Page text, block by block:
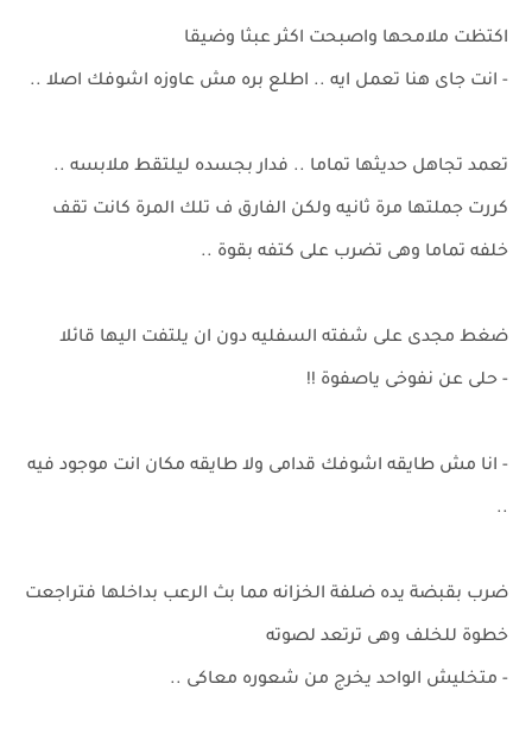
اكتظت ملامحها واصبحت اكثر عبثا وضيقا
- انت جاى هنا تعمل ايه .. اطلع بره مش عاوزه اشوفك اصلا ..
تعمد تجاهل حديثها تماما .. فدار بجسده ليلتقط ملابسه ..
كررت جملتها مرة ثانيه ولكن الفارق ف تلك المرة كانت تقف
خلفه تماما وهى تضرب على كتفه بقوة ..
ضغط مجدى على شفته السفليه دون ان يلتفت اليها قائلا
- حلى عن نفوخى ياصفوة !!
- انا مش طايقه اشوفك قدامى ولا طايقه مكان انت موجود فيه
..
ضرب بقبضة يده ضلفة الخزانه مما بث الرعب بداخلها فتراجعت
خطوة للخلف وهى ترتعد لصوته
- متخليش الواحد يخرج من شعوره معاكى ..